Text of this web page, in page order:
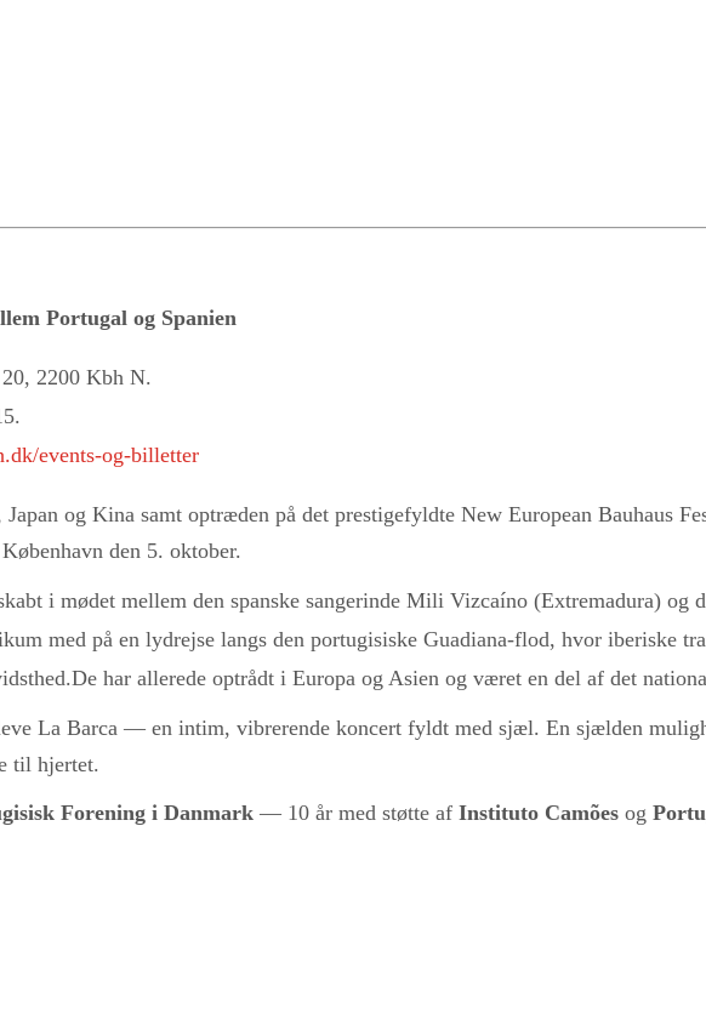
Portugal og Spanien
2200 Kbh N.
events-og-billetter
og Kina samt optræden på det prestigefyldte New European Bauhaus
den 5. oktober.
i mødet mellem den spanske sangerinde Mili Vizcaíno (Extremadura) og
med på en lydrejse langs den portugisiske Guadiana-flod, hvor iberiske
har allerede optrådt i Europa og Asien og været en del af det
La Barca — en intim, vibrerende koncert fyldt med sjæl. En sjælden
til hjertet.
Forening i Danmark — 10 år med støtte af Instituto Camões og